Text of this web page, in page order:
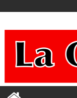
contenido